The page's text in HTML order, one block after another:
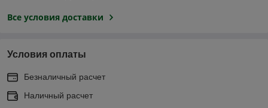
Все условия доставки
Условия оплаты
Безналичный расчет
Наличный расчет